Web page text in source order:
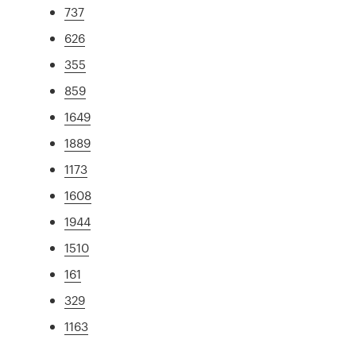
737
626
355
859
1649
1889
1173
1608
1944
1510
161
329
1163